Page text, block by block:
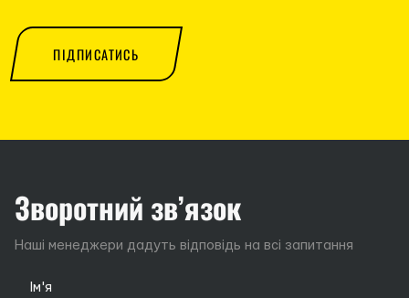
ПІДПИСАТИСЬ
Зворотний зв’язок
Наші менеджери дадуть відповідь на всі запитання